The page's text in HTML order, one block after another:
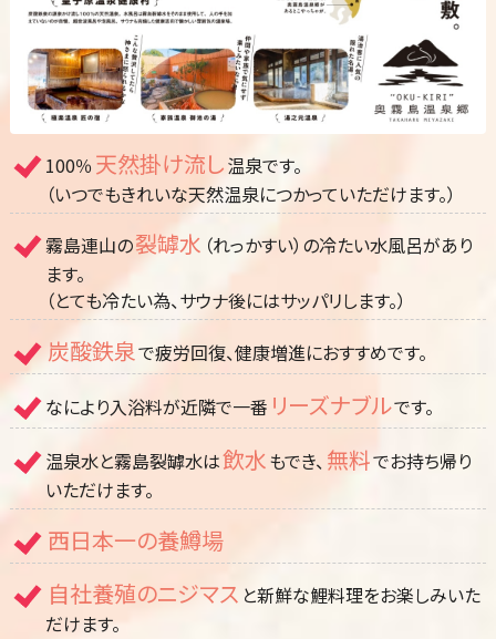
100％ 天然掛け流し温泉です。
（いつでもきれいな天然温泉につかっていただけます。）
霧島連山の裂罅水 （れっかすい）の冷たい水風呂があり
ます。
（とても冷たい為、サウナ後にはサッパリします。）
炭酸鉄泉で疲労回復、健康増進におすすめです。
なにより入浴料が近隣で一番 リーズナブルです。
温泉水と霧島裂罅水は飲水もでき、 無料でお持ち帰り
いただけます。
西日本一の養鱒場
自社養殖のニジマス と新鮮な鯉料理をお楽しみいた
だけます。